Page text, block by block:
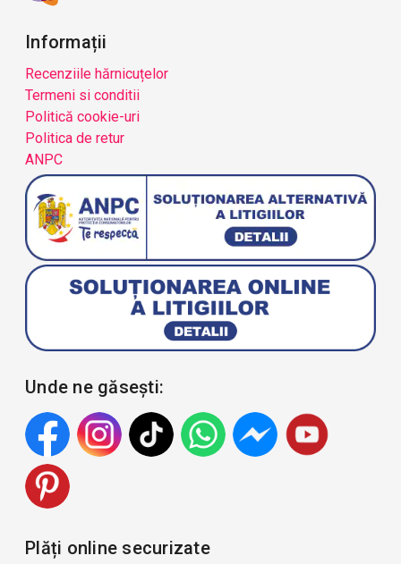
Informații
Recenziile hărnicuțelor
Termeni si conditii
Politică cookie-uri
Politica de retur
ANPC
Unde ne găsești:
Plăți online securizate